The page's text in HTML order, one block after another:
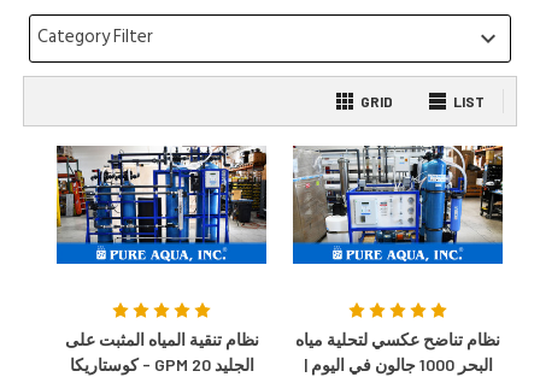
Category Filter keyboard_arrow_down
LIST
GRID
نظام تناضح عكسي لتحلية مياه
البحر 1000 جالون في اليوم |
نظام تنقية المياه المثبت على
الجليد 20 GPM - كوستاريكا